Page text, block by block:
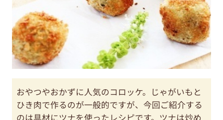
おやつやおかずに人気のコロッケ。じゃがいもと
ひき肉で作るのが一般的ですが、今回ご紹介する
のは具材にツナを使ったレシピです。ツナは炒め